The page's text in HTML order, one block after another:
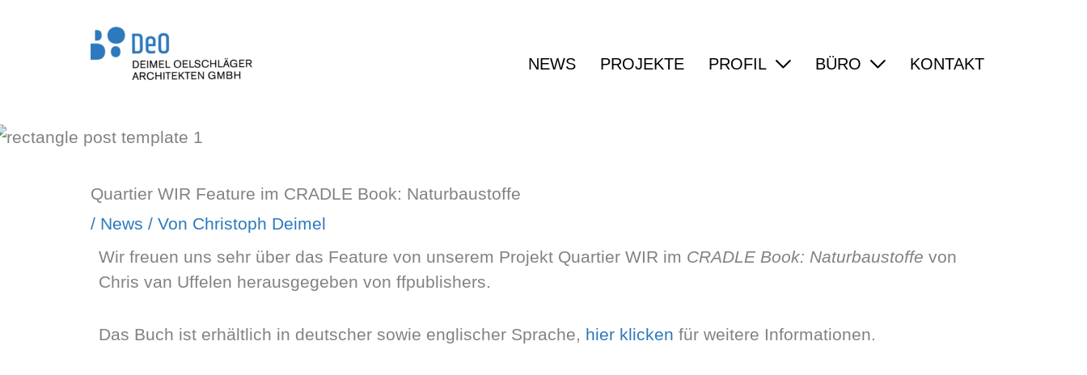
NEWS PROJEKTE PROFIL BÜRO KONTAKT
Quartier WIR Feature im CRADLE Book: Naturbaustoffe
/ News / Von Christoph Deimel
Wir freuen uns sehr über das Feature von unserem Projekt Quartier WIR im CRADLE Book: Naturbaustoffe von
Chris van Uffelen herausgegeben von ffpublishers.
Das Buch ist erhältlich in deutscher sowie englischer Sprache, hier klicken für weitere Informationen.